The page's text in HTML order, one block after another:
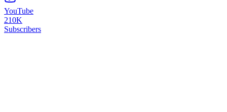
YouTube
210K
Subscribers